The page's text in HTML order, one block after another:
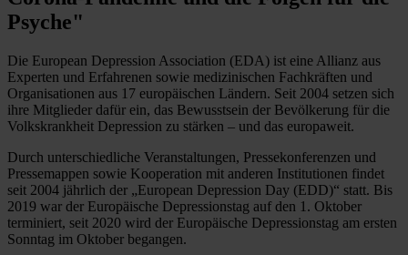
Psyche"
Die European Depression Association (EDA) ist eine Allianz aus
Experten und Erfahrenen sowie medizinischen Fachkräften und
Organisationen aus 17 europäischen Ländern. Seit 2004 setzen sich
ihre Mitglieder dafür ein, das Bewusstsein der Bevölkerung für die
Volkskrankheit Depression zu stärken – und das europaweit.
Durch unterschiedliche Veranstaltungen, Pressekonferenzen und
Pressemappen sowie Kooperation mit anderen Institutionen findet
seit 2004 jährlich der „European Depression Day (EDD)“ statt. Bis
2019 war der Europäische Depressionstag auf den 1. Oktober
terminiert, seit 2020 wird der Europäische Depressionstag am ersten
Sonntag im Oktober begangen.